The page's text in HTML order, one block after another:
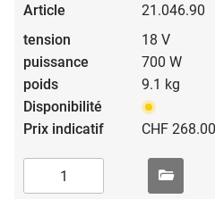
21.046.90
18 V
700 W
9.1 kg
CHF